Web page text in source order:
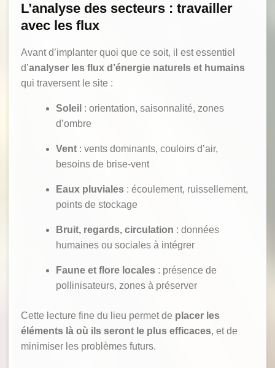
L’analyse des secteurs : travailler
avec les flux
Avant d’implanter quoi que ce soit, il est essentiel
d’analyser les flux d’énergie naturels et humains
qui traversent le site :
Soleil : orientation, saisonnalité, zones
d’ombre
Vent: vents dominants, couloirs d’air,
besoins de brise-vent
Eaux pluviales: écoulement, ruissellement,
points de stockage
Bruit, regards, circulation : données
humaines ou sociales à intégrer
Faune et flore locales: présence de
pollinisateurs, zones à préserver
Cette lecture fine du lieu permet de placer les
éléments là où ils seront le plus efficaces, et de
minimiser les problèmes futurs.